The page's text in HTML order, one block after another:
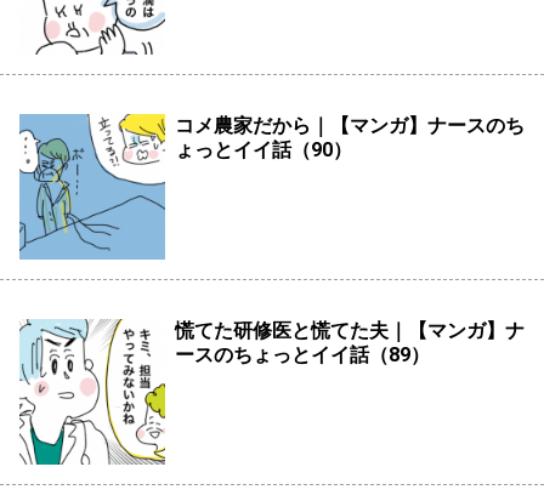
コメ農家だから｜【マンガ】ナースのち
ょっとイイ話（90）
慌てた研修医と慌てた夫｜【マンガ】ナ
ースのちょっとイイ話（89）